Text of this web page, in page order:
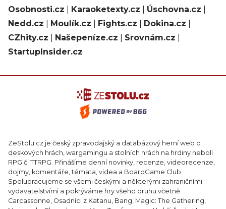
Osobnosti.cz
Karaoketexty.cz Úschovna.cz
Nedd.cz
Moulík.cz Fights.cz Dokina.cz
CZhity.cz
Našepeníze.cz Srovnám.cz
StartupInsider.cz
ZeStolu.cz je český zpravodajský a databázový herní web o
deskových hrách, wargamingu a stolních hrách na hrdiny neboli
RPG či TTRPG. Přinášíme denní novinky, recenze, videorecenze,
dojmy, komentáře, témata, videa a BoardGame Club.
Spolupracujeme se všemi českými a některými zahraničními
vydavatelstvími a pokrýváme hry všeho druhu včetně
Carcassonne, Osadníci z Katanu, Bang, Magic: The Gathering,